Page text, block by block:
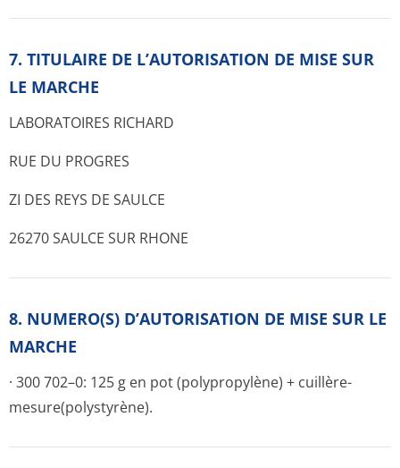
7. TITULAIRE DE L’AUTORISATION DE MISE SUR
LE MARCHE
LABORATOIRES RICHARD
RUE DU PROGRES
ZI DES REYS DE SAULCE
26270 SAULCE SUR RHONE
8. NUMERO(S) D’AUTORISATION DE MISE SUR LE
MARCHE
· 300 702–0: 125 g en pot (polypropylène) + cuillère-
mesure(polystyrène).